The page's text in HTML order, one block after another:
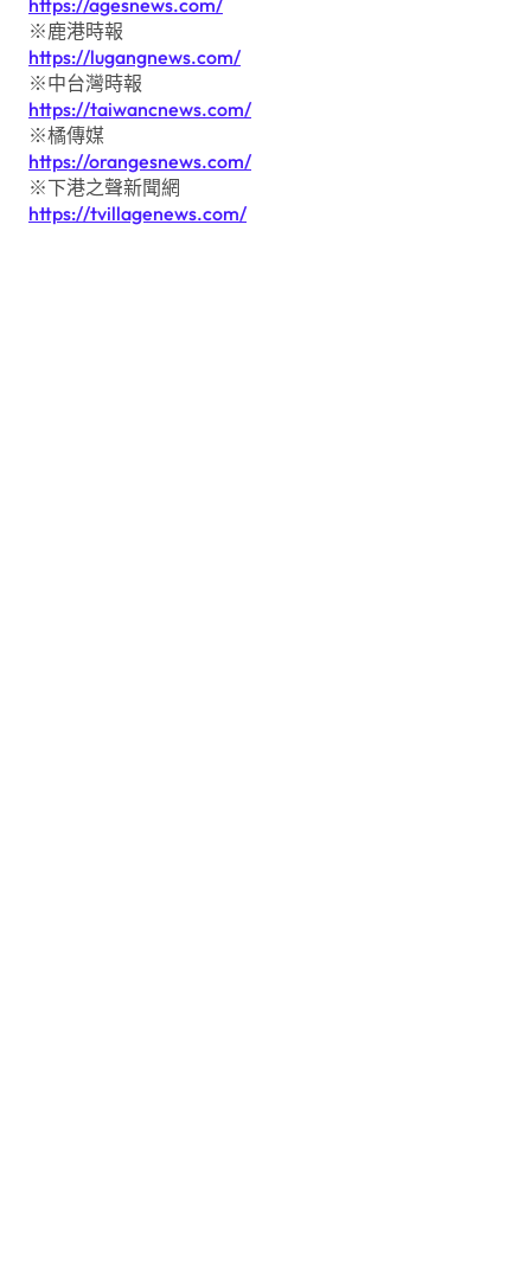
https://agesnews.com/
※鹿港時報
https://lugangnews.com/
※中台灣時報
https://taiwancnews.com/
※橘傳媒
https://orangesnews.com/
※下港之聲新聞網
https://tvillagenews.com/